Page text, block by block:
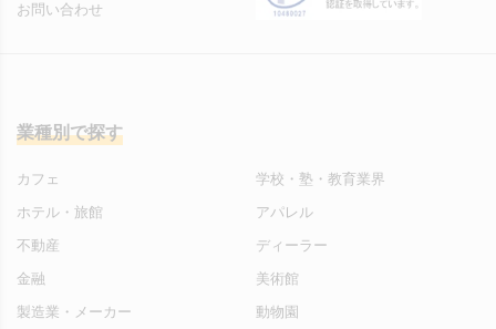
お問い合わせ
業種別で探す
カフェ
ホテル・旅館
不動産
金融
製造業・メーカー
学校・塾・教育業界
アパレル
ディーラー
美術館
動物園